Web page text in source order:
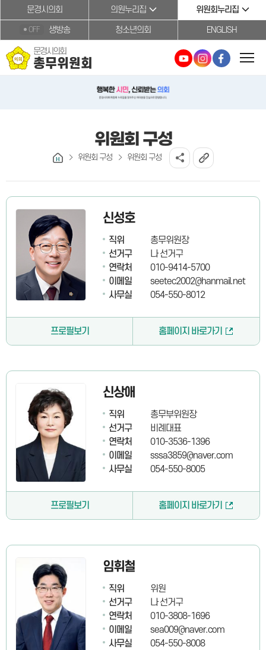
본문바로가기문경시의회 의원누리집 위원회누리집
OFF 생방송 청소년의회 ENGLISH
문경시의회
총무위원회
위원회 구성
위원회 구성 위원회 구성
신성호
직위
총무위원장
선거구
나 선거구
연락처
010-9414-5700
이메일
seetec2002@hanmail.net
사무실
054-550-8012
프로필보기 홈페이지 바로가기
신상애
직위
총무부위원장
선거구
비례대표
연락처
010-3536-1396
이메일
sssa3859@naver.com
사무실
054-550-8005
프로필보기 홈페이지 바로가기
임휘철
직위
위원
선거구
나 선거구
연락처
010-3808-1696
이메일
sea009@naver.com
사무실
054-550-8008